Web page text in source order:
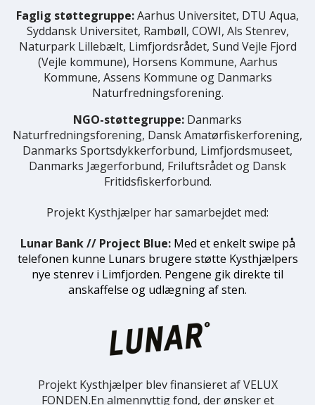
Faglig støttegruppe:Aarhus Universitet, DTU Aqua,
Syddansk Universitet, Rambøll, COWI, Als Stenrev,
Naturpark Lillebælt, Limfjordsrådet, Sund Vejle Fjord
(Vejle kommune), Horsens Kommune, Aarhus
Kommune, Assens Kommune og Danmarks
Naturfredningsforening.
NGO-støttegruppe: Danmarks
Naturfredningsforening, Dansk Amatørfiskerforening,
Danmarks Sportsdykkerforbund, Limfjordsmuseet,
Danmarks Jægerforbund, Friluftsrådet og Dansk
Fritidsfiskerforbund.
Projekt Kysthjælper har samarbejdet med:
Lunar Bank // Project Blue: Med et enkelt swipe på
telefonen kunne Lunars brugere støtte Kysthjælpers
nye stenrev i Limfjorden. Pengene gik direkte til
anskaffelse og udlægning af sten.
Projekt Kysthjælper blev finansieret af VELUX
FONDEN.En almennyttig fond, der ønsker et